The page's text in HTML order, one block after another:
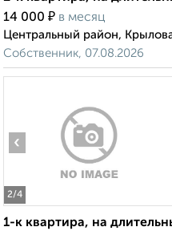
14 000 ₽ в месяц
Центральный район,
Собственник, 07.08.2026
2/4
‹
1-к квартира, на